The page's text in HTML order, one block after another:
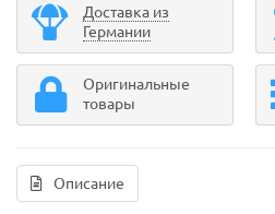
Доставка из
Германии
Оригинальные
товары
Описание